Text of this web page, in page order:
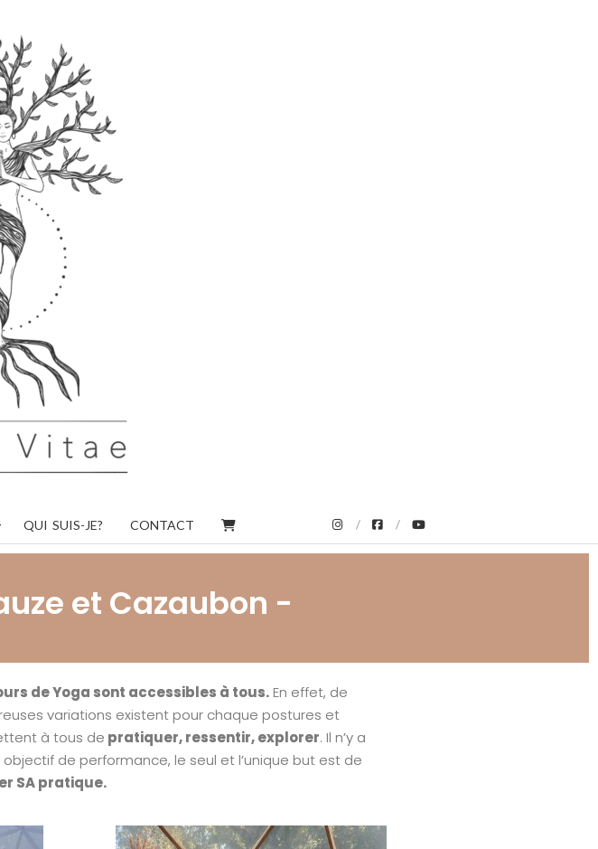
QUI SUIS-JE? CONTACT
et Cazaubon -
de Yoga sont accessibles à tous.En effet, de
variations existent pour chaque postures et
à tous de pratiquer, ressentir, explorer. Il n’y a
objectif de performance, le seul et l’unique but est de
SA pratique.